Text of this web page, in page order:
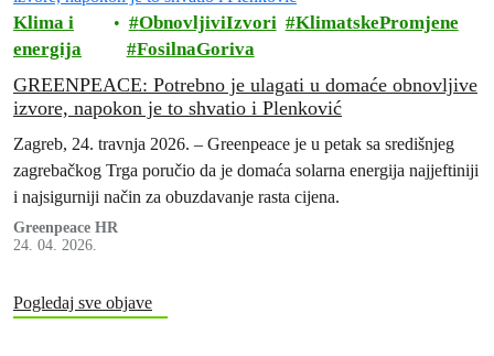
Klima i
energija
ObnovljiviIzvori
KlimatskePromjene
FosilnaGoriva
GREENPEACE: Potrebno je ulagati u domaće obnovljive
izvore, napokon je to shvatio i Plenković
Zagreb, 24. travnja 2026. – Greenpeace je u petak sa središnjeg
zagrebačkog Trga poručio da je domaća solarna energija najjeftiniji
i najsigurniji način za obuzdavanje rasta cijena.
Greenpeace HR
24. 04. 2026.
Pogledaj sve objave